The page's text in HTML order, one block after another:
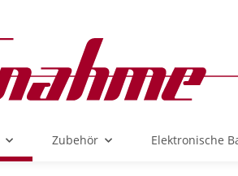
Zubehör Elektronische